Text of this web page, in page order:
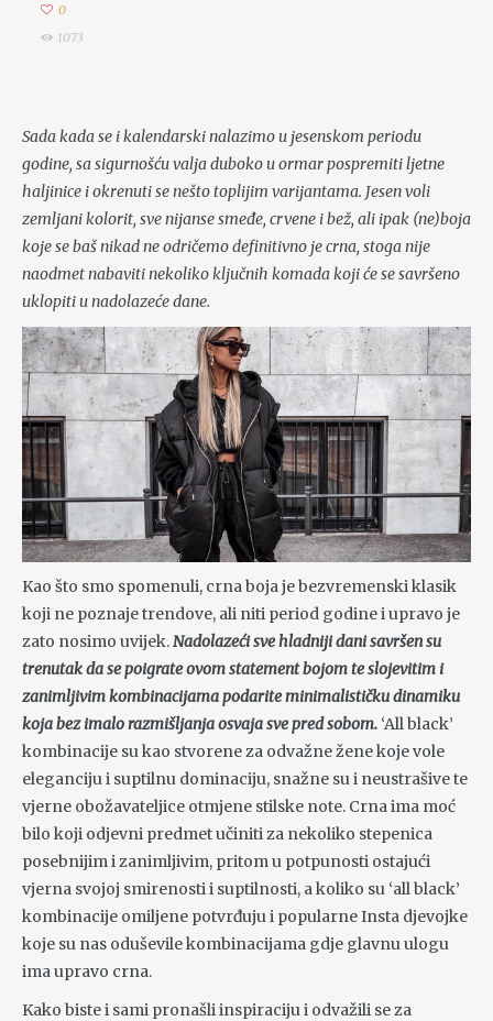
0
1073
Sada kada se i kalendarski nalazimo u jesenskom periodu
godine, sa sigurnošću valja duboko u ormar pospremiti ljetne
haljinice i okrenuti se nešto toplijim varijantama. Jesen voli
zemljani kolorit, sve nijanse smeđe, crvene i bež, ali ipak (ne)boja
koje se baš nikad ne odričemo definitivno je crna, stoga nije
naodmet nabaviti nekoliko ključnih komada koji će se savršeno
uklopiti u nadolazeće dane.
Kao što smo spomenuli, crna boja je bezvremenski klasik
koji ne poznaje trendove, ali niti period godine i upravo je
zato nosimo uvijek.Nadolazeći sve hladniji dani savršen su
trenutak da se poigrate ovom statement bojom te slojevitim i
zanimljivim kombinacijama podarite minimalističku dinamiku
koja bez imalo razmišljanja osvaja sve pred sobom. ‘All black’
kombinacije su kao stvorene za odvažne žene koje vole
eleganciju i suptilnu dominaciju, snažne su i neustrašive te
vjerne obožavateljice otmjene stilske note. Crna ima moć
bilo koji odjevni predmet učiniti za nekoliko stepenica
posebnijim i zanimljivim, pritom u potpunosti ostajući
vjerna svojoj smirenosti i suptilnosti, a koliko su ‘all black’
kombinacije omiljene potvrđuju i popularne Insta djevojke
koje su nas oduševile kombinacijama gdje glavnu ulogu
ima upravo crna.
Kako biste i sami pronašli inspiraciju i odvažili se za